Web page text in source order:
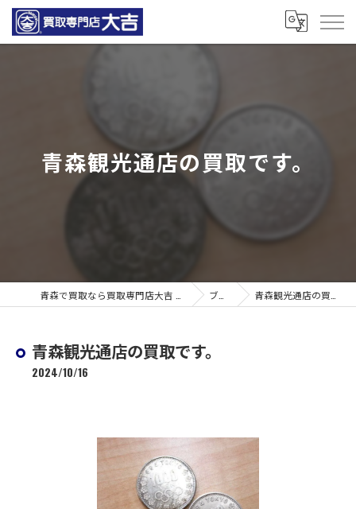
青森観光通店の買取です。
ブログ 青森観光通店の買取です。
青森観光通店の買取です。
2024/10/16